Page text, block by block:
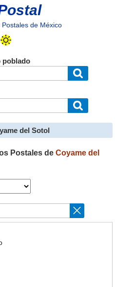
de México
poblado
del Sotol
Postales de Coyame del